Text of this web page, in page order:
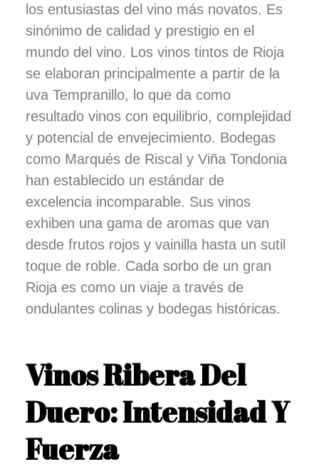
los entusiastas del vino más novatos. Es
sinónimo de calidad y prestigio en el
mundo del vino. Los vinos tintos de Rioja
se elaboran principalmente a partir de la
uva Tempranillo, lo que da como
resultado vinos con equilibrio, complejidad
y potencial de envejecimiento. Bodegas
como Marqués de Riscal y Viña Tondonia
han establecido un estándar de
excelencia incomparable. Sus vinos
exhiben una gama de aromas que van
desde frutos rojos y vainilla hasta un sutil
toque de roble. Cada sorbo de un gran
Rioja es como un viaje a través de
ondulantes colinas y bodegas históricas.
Vinos Ribera Del
Duero: Intensidad Y
Fuerza